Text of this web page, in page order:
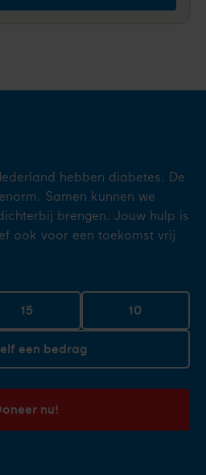
hebben diabetes. De
Samen kunnen we
brengen. Jouw hulp is
ook voor een toekomst vrij
15 10
een bedrag
nu!